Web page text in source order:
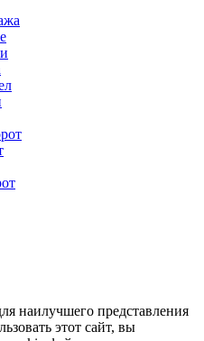
наилучшего представления
этот сайт, вы